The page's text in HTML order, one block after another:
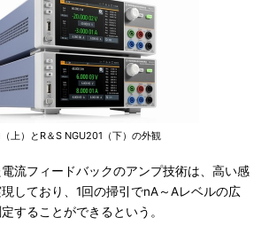
上）とR＆S NGU201（下）の外観
流フィードバックのアンプ技術は、高い感
しており、1回の掃引でnA～Aレベルの広
することができるという。